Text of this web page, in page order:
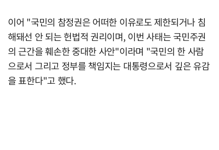
이어 "국민의 참정권은 어떠한 이유로도 제한되거나 침
해돼선 안 되는 헌법적 권리이며, 이번 사태는 국민주권
의 근간을 훼손한 중대한 사안"이라며 "국민의 한 사람
으로서 그리고 정부를 책임지는 대통령으로서 깊은 유감
을 표한다"고 했다.